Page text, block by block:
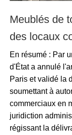
Meublés de
des locaux
En résumé : Par
d'État a annulé
Paris et validé la
soumettant à
commerciaux en
juridiction
régissant la